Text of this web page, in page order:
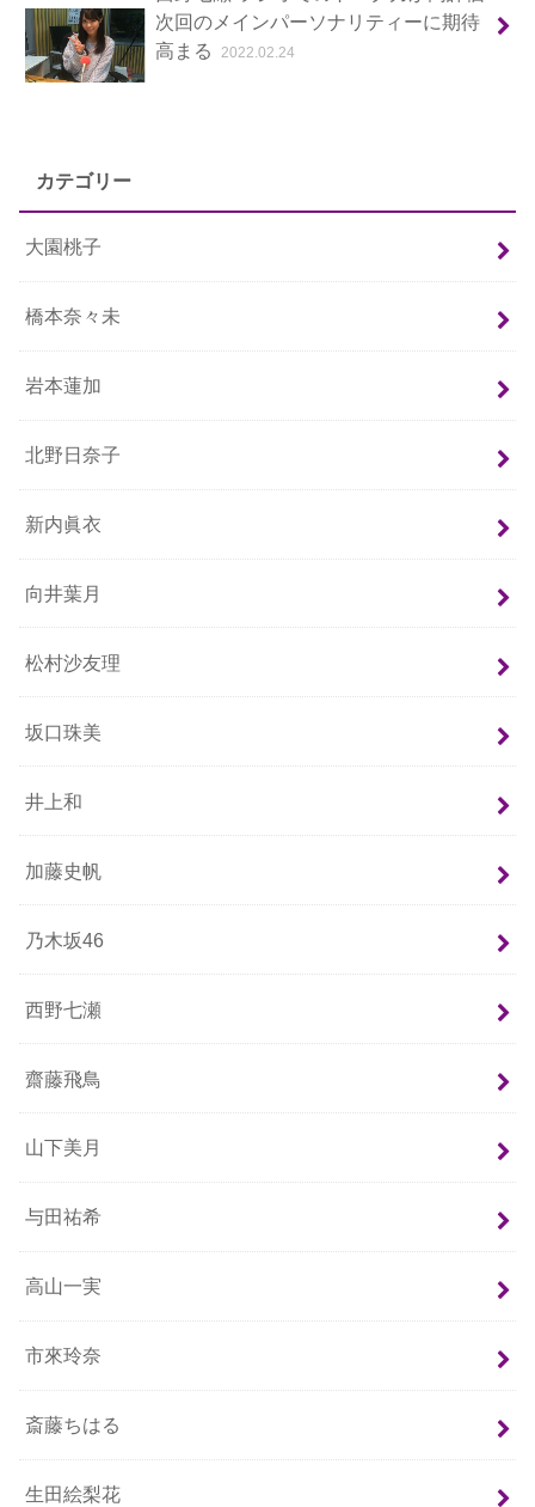
次回のメインパーソナリティーに期待
高まる
2022.02.24
カテゴリー
大園桃子
橋本奈々未
岩本蓮加
北野日奈子
新内眞衣
向井葉月
松村沙友理
坂口珠美
井上和
加藤史帆
乃木坂46
西野七瀬
齋藤飛鳥
山下美月
与田祐希
高山一実
市來玲奈
斎藤ちはる
生田絵梨花